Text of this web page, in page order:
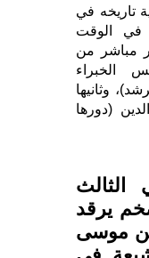
تاريخه في
في الوقت
مباشر من
الخبراء
وثانيها
(دورها
الثالث
يرقد
موسى